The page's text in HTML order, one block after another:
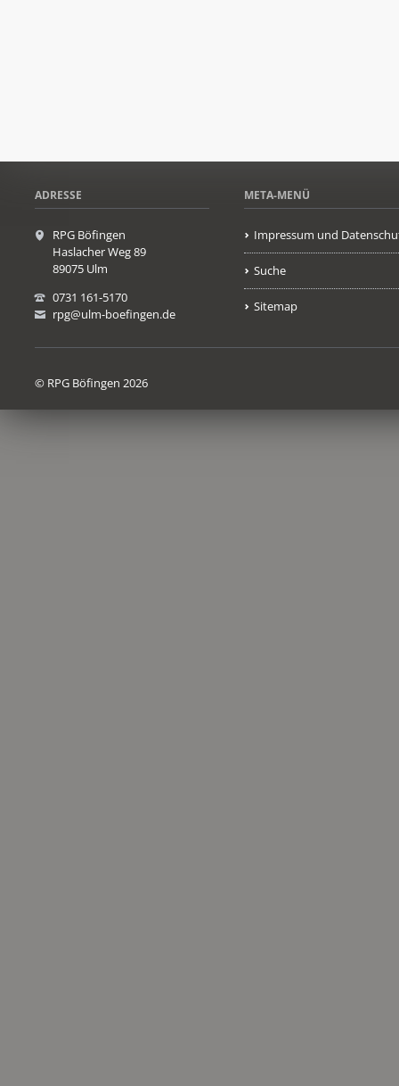
ADRESSE
RPG Böfingen
Haslacher Weg 89
89075 Ulm
0731 161-5170
rpg@ulm-boefingen.de
META-MENÜ
Impressum und
Suche
Sitemap
© RPG Böfingen 2026